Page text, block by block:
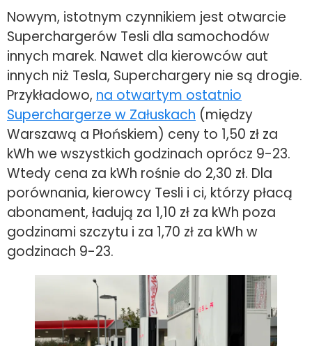
Nowym, istotnym czynnikiem jest otwarcie
Superchargerów Tesli dla samochodów
innych marek. Nawet dla kierowców aut
innych niż Tesla, Superchargery nie są drogie.
Przykładowo, na otwartym ostatnio
Superchargerze w Załuskach (między
Warszawą a Płońskiem) ceny to 1,50 zł za
kWh we wszystkich godzinach oprócz 9-23.
Wtedy cena za kWh rośnie do 2,30 zł. Dla
porównania, kierowcy Tesli i ci, którzy płacą
abonament, ładują za 1,10 zł za kWh poza
godzinami szczytu i za 1,70 zł za kWh w
godzinach 9-23.